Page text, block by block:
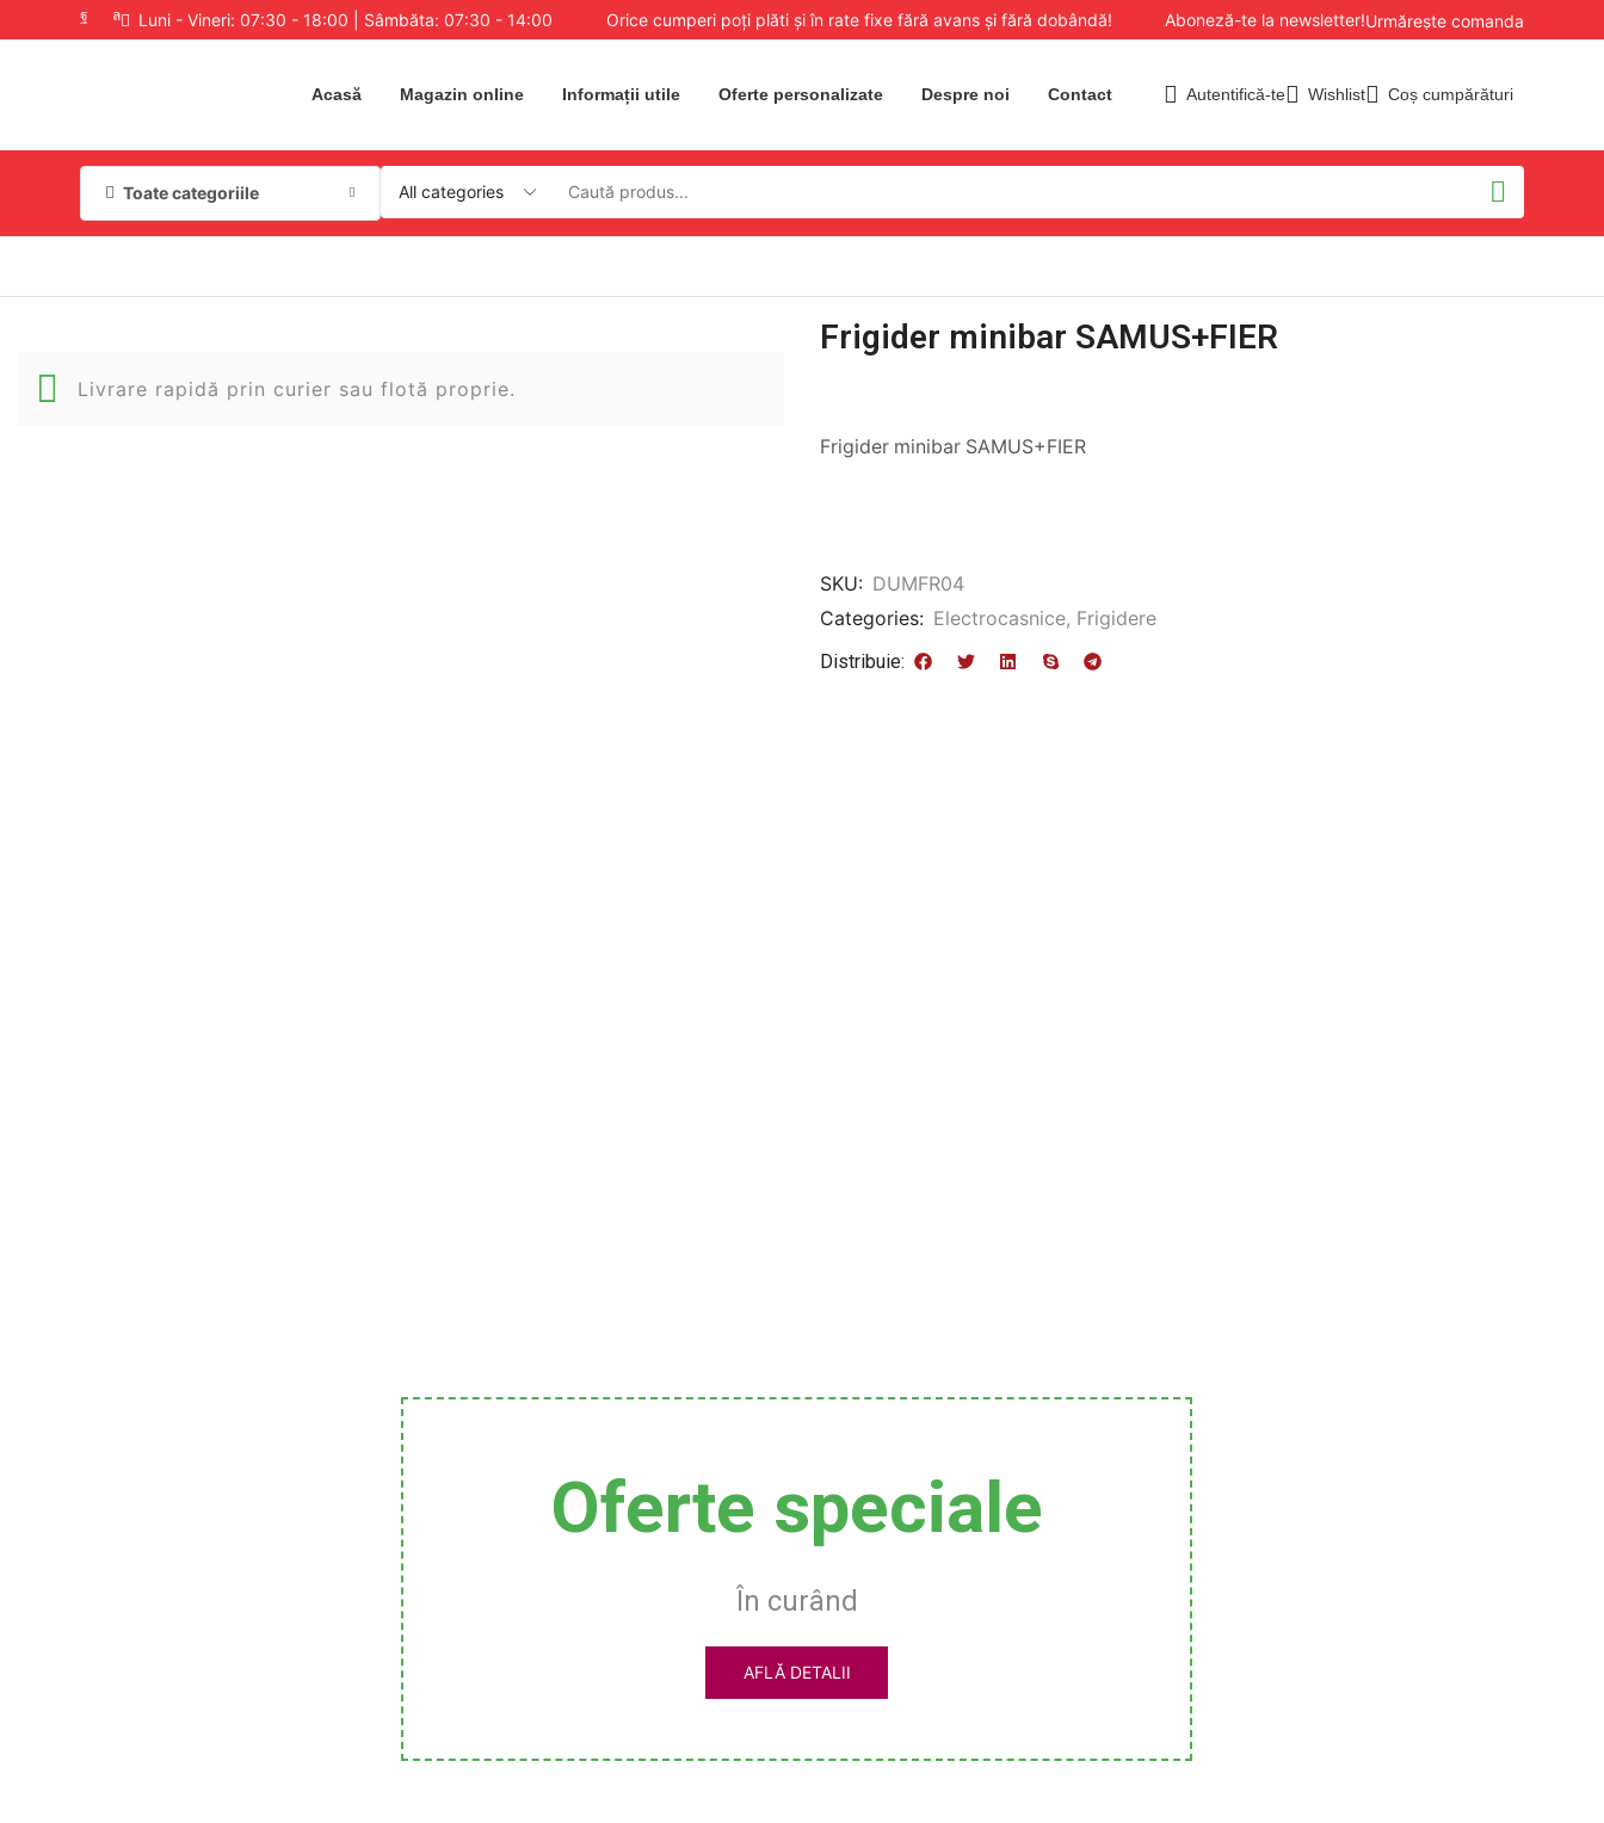
Luni - Vineri: 07:30 - 18:00 | Sâmbăta: 07:30 - 14:00 Orice cumperi poți plăti și în rate fixe fără avans și fără dobândă! Livrăm în toată țara.
Aboneză-te la newsletter!Urmărește comanda
Acasă Magazin online Informații utile Oferte personalizate Despre noi Contact Autentifică-te Wishlist Coș cumpărături
Toate categoriile
Livrare rapidă prin curier sau flotă proprie.
Frigider minibar SAMUS+FIER
Frigider minibar SAMUS+FIER
SKU: DUMFR04
Categories: Electrocasnice, Frigidere
Distribuie:
Oferte speciale
În curând
AFLĂ DETALII